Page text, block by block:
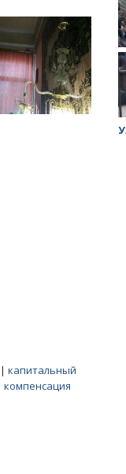
| капитальный
компенсация